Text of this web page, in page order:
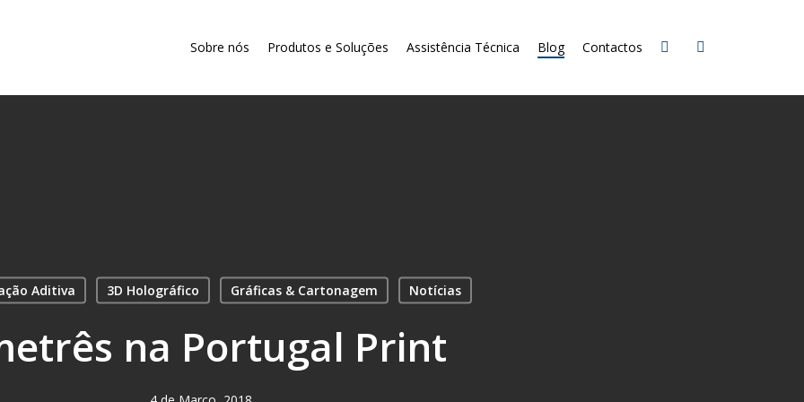
Sobre nós Produtos e Soluções Assistência Técnica Blog Contactos
Aditiva 3D Holográfico Gráficas & Cartonagem Notícias
na Portugal Print